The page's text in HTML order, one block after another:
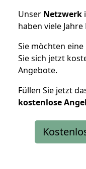
Unser Netzwerk
haben viele
Sie möchten eine
Sie sich jetzt
Angebote.
Füllen Sie jetzt
kostenlose